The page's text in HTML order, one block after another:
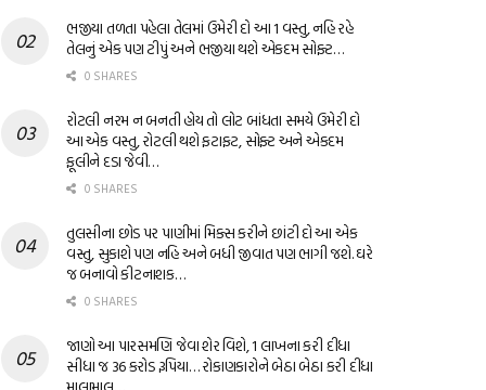
ભજીયા તળતા પહેલા તેલમાં ઉમેરી દો આ 1 વસ્તુ, નહિ રહે
તેલનું એક પણ ટીપું અને ભજીયા થશે એકદમ સોફ્ટ…
0 SHARES
રોટલી નરમ ન બનતી હોય તો લોટ બાંધતા સમયે ઉમેરી દો
આ એક વસ્તુ, રોટલી થશે ફટાફટ, સોફ્ટ અને એકદમ
ફૂલીને દડા જેવી…
0 SHARES
તુલસીના છોડ પર પાણીમાં મિક્સ કરીને છાંટી દો આ એક
વસ્તુ, સુકાશે પણ નહિ અને બધી જીવાત પણ ભાગી જશે. ઘરે
જ બનાવો કીટનાશક…
0 SHARES
જાણો આ પારસમણિ જેવા શેર વિશે, 1 લાખના કરી દીધા
સીધા જ 36 કરોડ રૂપિયા… રોકાણકારોને બેઠા બેઠા કરી દીધા